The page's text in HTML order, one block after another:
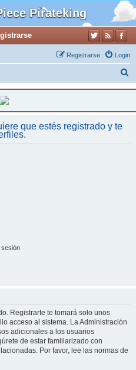
Pirateking
Login
Registrarse
c
r
que estés registrado y te
sesión
Registrarte te tomará solo unos
acceso al sistema. La Administración
adicionales a los usuarios
de estar familiarizado con
Por favor, lee las normas de